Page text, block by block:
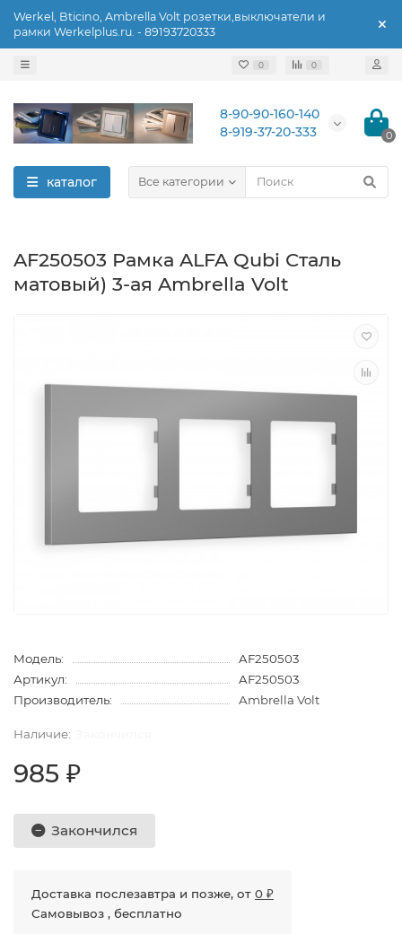
Werkel, Bticino, Ambrella Volt розетки,выключатели и
рамки Werkelplus.ru. - 89193720333
0 0
8-90-90-160-140
8-919-37-20-333
0
каталог Все категории
AF250503 Рамка ALFA Qubi Сталь
матовый) 3-ая Ambrella Volt
Модель:
AF250503
Артикул:
AF250503
Производитель:
Ambrella Volt
985 ₽
Закончился
Доставка послезавтра и позже, от 0 ₽
Самовывоз , бесплатно